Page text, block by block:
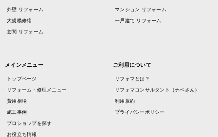
外壁 リフォーム
大規模修繕
玄関 リフォーム
マンション リフォーム
一戸建て リフォーム
メインメニュー
トップページ
リフォーム・修理メニュー
費用相場
施工事例
プロショップを探す
お役立ち情報
ご利用について
リフォマとは？
リフォマコンサルタント（ナベさん）
利用規約
プライバシーポリシー